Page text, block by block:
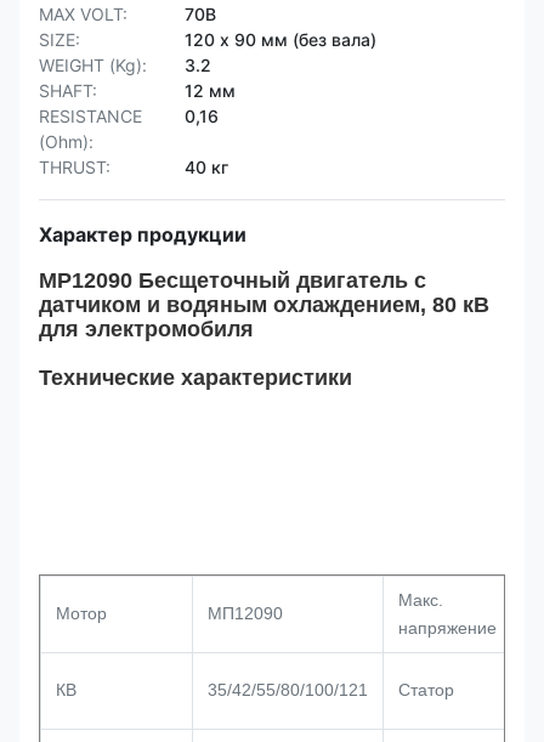
MAX VOLT:
70В
SIZE:
120 х 90 мм (без вала)
WEIGHT (Kg):
3.2
SHAFT:
12 мм
RESISTANCE
(Ohm):
0,16
THRUST: 40 кг
Характер продукции
MP12090 Бесщеточный двигатель с
датчиком и водяным охлаждением, 80 кВ
для электромобиля
Технические характеристики
Мотор МП12090
Макс.
напряжение
КВ 35/42/55/80/100/121 Статор